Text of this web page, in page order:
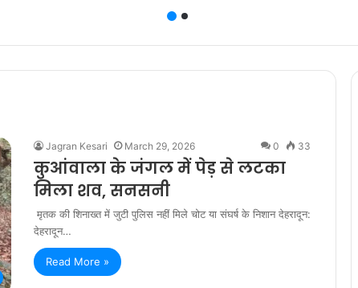
Jagran Kesari March 29, 2026 0 33
कुआंवाला के जंगल में पेड़ से लटका
मिला शव, सनसनी
मृतक की शिनाख्त में जुटी पुलिस नहीं मिले चोट या संघर्ष के निशान देहरादून:
देहरादून…
Read More »